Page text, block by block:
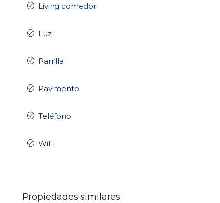
Living comedor
Luz
Parrilla
Pavimento
Teléfono
WiFi
Propiedades similares